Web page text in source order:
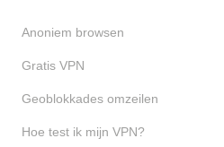
Anoniem browsen
Gratis VPN
Geoblokkades omzeilen
Hoe test ik mijn VPN?